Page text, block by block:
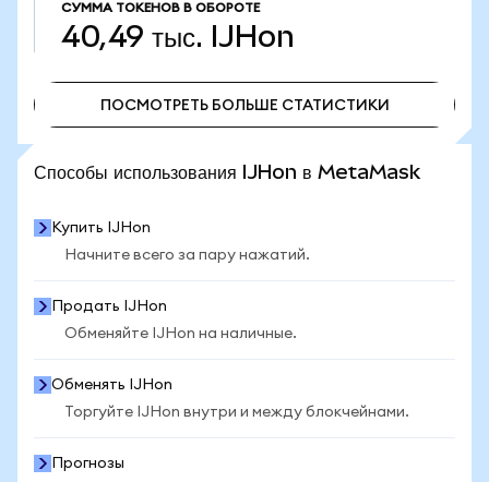
СУММА ТОКЕНОВ В ОБОРОТЕ
40,49 тыс. IJHon
ПОСМОТРЕТЬ БОЛЬШЕ СТАТИСТИКИ
Способы использования IJHon в MetaMask
Купить IJHon
Начните всего за пару нажатий.
Продать IJHon
Обменяйте IJHon на наличные.
Обменять IJHon
Торгуйте IJHon внутри и между блокчейнами.
Прогнозы